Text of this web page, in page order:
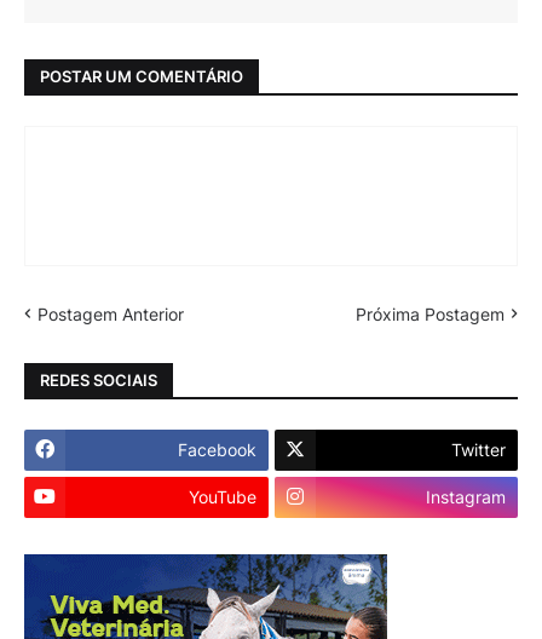
POSTAR UM COMENTÁRIO
Postagem Anterior Próxima Postagem
REDES SOCIAIS
Facebook Twitter
YouTube Instagram